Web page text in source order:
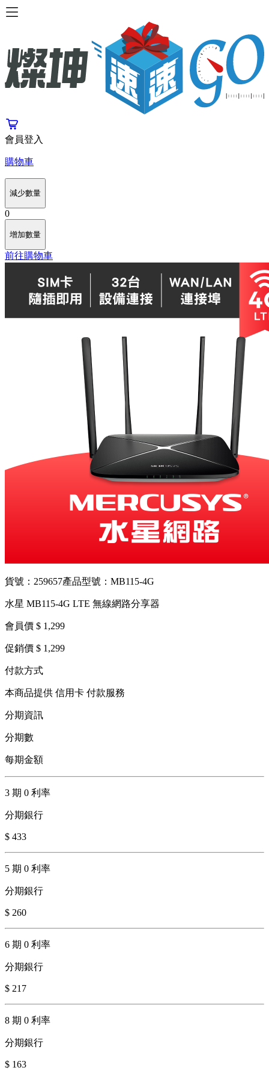
會員登入
購物車
減少數量
0
增加數量
前往購物車
貨號：259657產品型號：MB115-4G
水星 MB115-4G LTE 無線網路分享器
會員價 $ 1,299
促銷價 $ 1,299
付款方式
本商品提供 信用卡 付款服務
分期資訊
分期數
每期金額
3 期 0 利率
分期銀行
$ 433
5 期 0 利率
分期銀行
$ 260
6 期 0 利率
分期銀行
$ 217
8 期 0 利率
分期銀行
$ 163